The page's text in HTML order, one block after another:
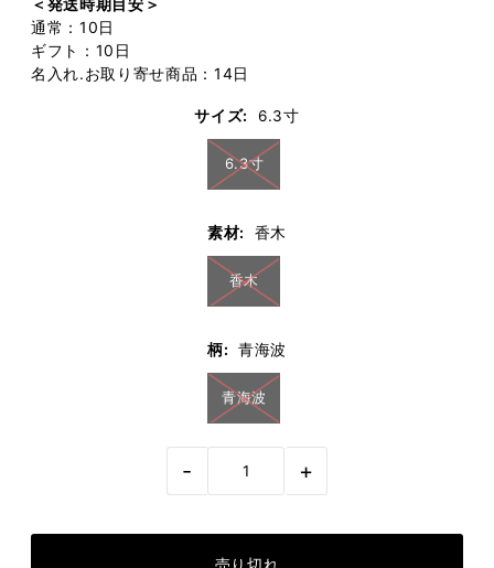
通常：10日
ギフト：10日
名入れ.お取り寄せ商品：14日
サイズ: 6.3寸
6.3寸
素材: 香木
香木
柄: 青海波
青海波
- +